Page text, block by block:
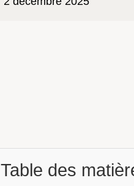
Table des